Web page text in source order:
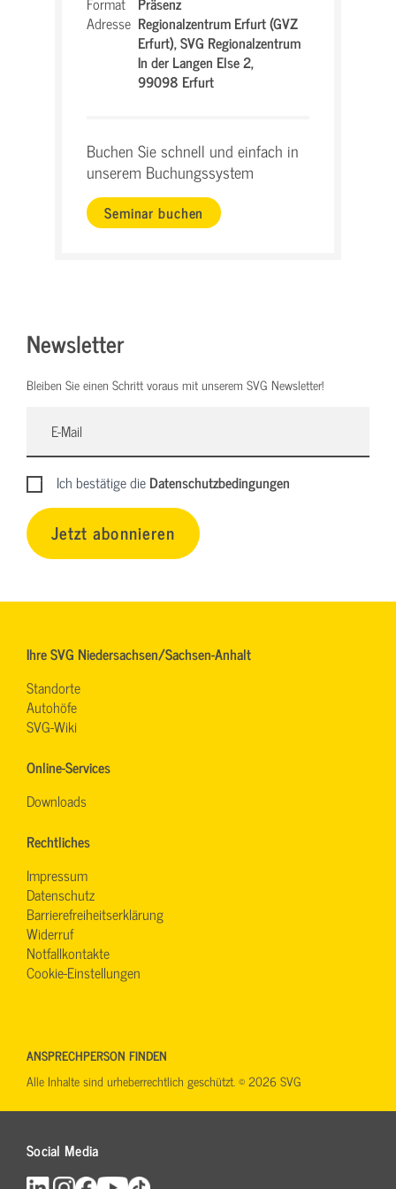
Adresse Regionalzentrum Erfurt (GVZ
Erfurt),SVG Regionalzentrum
In der Langen Else 2,
99098 Erfurt
Buchen Sie schnell und einfach in
unserem Buchungssystem
Seminar buchen
Newsletter
Bleiben Sie einen Schritt voraus mit unserem SVG Newsletter!
Ich bestätige dieDatenschutzbedingungen
Jetzt abonnieren
Ihre SVG Niedersachsen/Sachsen-Anhalt
Standorte
Autohöfe
SVG-Wiki
Online-Services
Downloads
Rechtliches
Impressum
Datenschutz
Barrierefreiheitserklärung
Widerruf
Notfallkontakte
Cookie-Einstellungen
Social Media
ANSPRECHPERSON FINDEN
Alle Inhalte sind urheberrechtlich geschützt. © 2026 SVG